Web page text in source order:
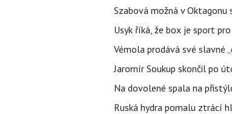
Szabová možná v Oktagonu
Usyk říká, že box je sport
Vémola prodává své slavné
Jaromír Soukup skončil po
Na dovolené spala na
Ruská hydra pomalu ztrácí